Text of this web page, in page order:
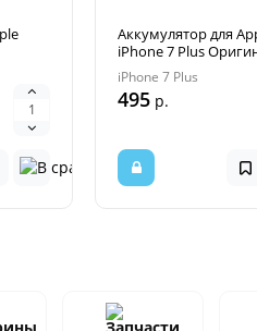
Аккумулятор для
iPhone 7 Plus
iPhone 7 Plus
495 р.